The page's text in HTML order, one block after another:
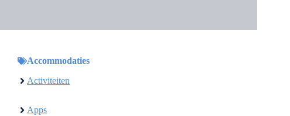
Accommodaties
Activiteiten
Apps